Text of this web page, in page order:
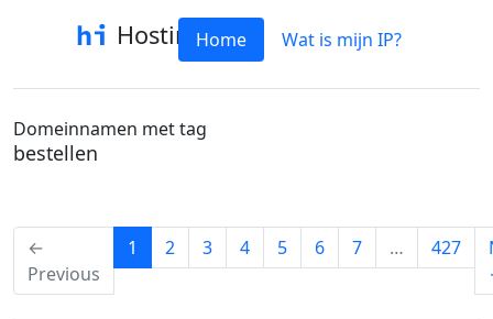
HostinfoHome Wat is mijn IP?
Domeinnamen met tag
bestellen
←
Previous
1 (current)
2 3 4 5 6 7 … 427